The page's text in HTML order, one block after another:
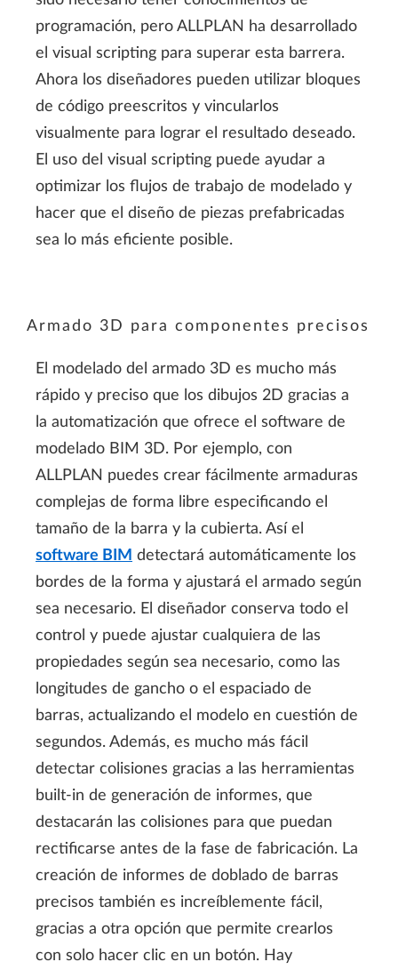
programación, pero ALLPLAN ha desarrollado
el visual scripting para superar esta barrera.
Ahora los diseñadores pueden utilizar bloques
de código preescritos y vincularlos
visualmente para lograr el resultado deseado.
El uso del visual scripting puede ayudar a
optimizar los flujos de trabajo de modelado y
hacer que el diseño de piezas prefabricadas
sea lo más eficiente posible.
Armado 3D para componentes precisos
El modelado del armado 3D es mucho más
rápido y preciso que los dibujos 2D gracias a
la automatización que ofrece el software de
modelado BIM 3D. Por ejemplo, con
ALLPLAN puedes crear fácilmente armaduras
complejas de forma libre especificando el
tamaño de la barra y la cubierta. Así el
software BIM detectará automáticamente los
bordes de la forma y ajustará el armado según
sea necesario. El diseñador conserva todo el
control y puede ajustar cualquiera de las
propiedades según sea necesario, como las
longitudes de gancho o el espaciado de
barras, actualizando el modelo en cuestión de
segundos. Además, es mucho más fácil
detectar colisiones gracias a las herramientas
built-in de generación de informes, que
destacarán las colisiones para que puedan
rectificarse antes de la fase de fabricación. La
creación de informes de doblado de barras
precisos también es increíblemente fácil,
gracias a otra opción que permite crearlos
con solo hacer clic en un botón. Hay